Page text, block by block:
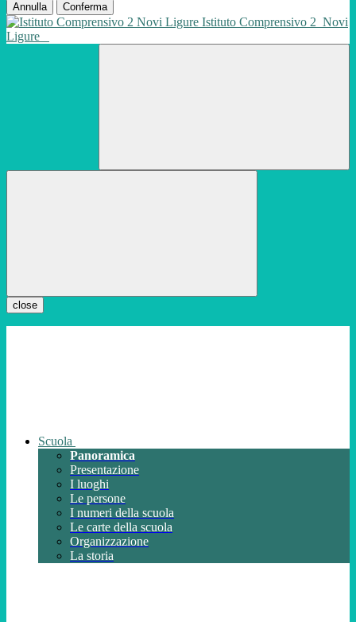
Annulla Conferma
Istituto Comprensivo 2 Novi
Ligure
close
Scuola
Panoramica
Presentazione
I luoghi
Le persone
I numeri della scuola
Le carte della scuola
Organizzazione
La storia